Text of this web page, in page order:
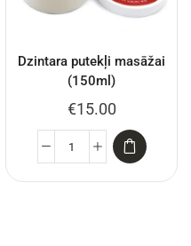
Dzintara putekļi masāžai
(150ml)
€15.00